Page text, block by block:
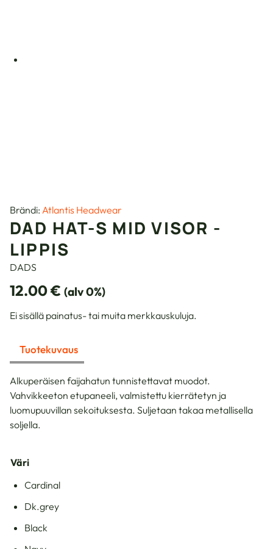
Brändi: Atlantis Headwear
DAD HAT-S MID VISOR -
LIPPIS
DADS
12.00€ (alv 0%)
Ei sisällä painatus- tai muita merkkauskuluja.
Tuotekuvaus
Alkuperäisen faijahatun tunnistettavat muodot.
Vahvikkeeton etupaneeli, valmistettu kierrätetyn ja
luomupuuvillan sekoituksesta. Suljetaan takaa metallisella
soljella.
Väri
Cardinal
Dk.grey
Black